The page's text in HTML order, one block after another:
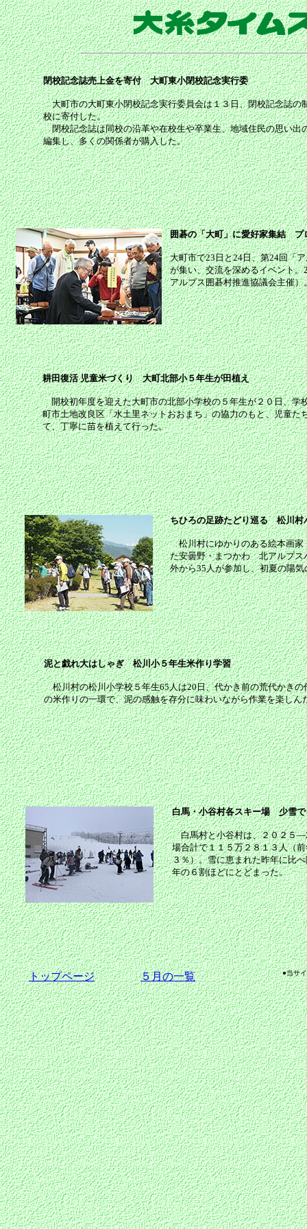
閉校記念誌売上金を寄付 大町東小閉校記念実行委
大町市の大町東小閉校記念実行委員会は１３日、閉校記念誌の
校に寄付した。
閉校記念誌は同校の沿革や在校生や卒業生、地域住民の思い出
編集し、多くの関係者が購入した。
囲碁の「大町」に愛好家集結 プ
大町市で23日と24日、第24回「
が集い、交流を深めるイベント
アルプス囲碁村推進協議会主催）
耕田復活 児童米づくり 大町北部小５年生が田植え
開校初年度を迎えた大町市の北部小学校の５年生が２０日、学
町市土地改良区「水土里ネットおおまち」の協力のもと、児童
て、丁寧に苗を植えて行った。
ちひろの足跡たどり巡る 松川村
松川村にゆかりのある絵本画家
た安曇野・まつかわ 北アルプス
外から35人が参加し、初夏の陽
泥と戯れ大はしゃぎ 松川小５年生米作り学習
松川村の松川小学校５年生65人は20日、代かき前の荒代かきの
の米作りの一環で、泥の感触を存分に味わいながら作業を楽しん
白馬・小谷村各スキー場 少雪
白馬村と小谷村は、２０２５
場合計で１１５万２８１３人（
３％）。雪に恵まれた昨年に比
年の６割ほどにとどまった。
トップページ ５月の一覧 ●当サ